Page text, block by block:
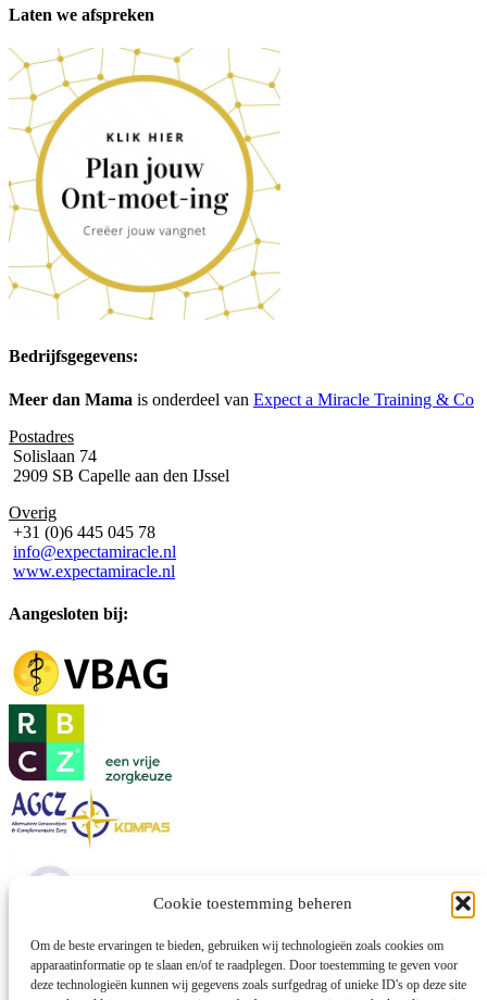
Cookie toestemming beheren
Om de beste ervaringen te bieden, gebruiken wij technologieën zoals cookies om
apparaatinformatie op te slaan en/of te raadplegen. Door toestemming te geven voor
deze technologieën kunnen wij gegevens zoals surfgedrag of unieke ID's op deze site
Laten we afspreken
Bedrijfsgegevens:
Meer dan Mama is onderdeel van Expect a Miracle Training & Co
Postadres
Solislaan 74
2909 SB Capelle aan den IJssel
Overig
+31 (0)6 445 045 78
info@expectamiracle.nl
www.expectamiracle.nl
Aangesloten bij:
Algemene voorwaarden
Betalings- en Annuleringsvoorwaarden